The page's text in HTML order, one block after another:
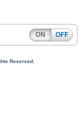
ON OFF
Reserved.